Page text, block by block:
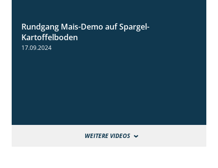
Rundgang Mais-Demo auf Spargel-
Kartoffelboden
17.09.2024
WEITERE VIDEOS